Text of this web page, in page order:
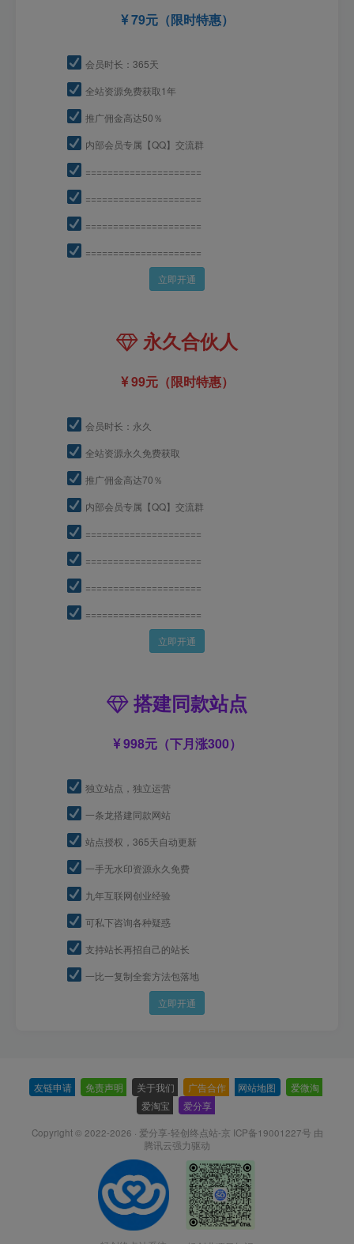
79元（限时特惠）
会员时长：365天
全站资源免费获取1年
推广佣金高达50％
内部会员专属【QQ】交流群
=====================
=====================
=====================
=====================
立即开通
永久合伙人
99元（限时特惠）
会员时长：永久
全站资源永久免费获取
推广佣金高达70％
内部会员专属【QQ】交流群
=====================
=====================
=====================
=====================
立即开通
搭建同款站点
998元（下月涨300）
独立站点，独立运营
一条龙搭建同款网站
站点授权，365天自动更新
一手无水印资源永久免费
九年互联网创业经验
可私下咨询各种疑惑
支持站长再招自己的站长
一比一复制全套方法包落地
立即开通
友链申请 免责声明 关于我们 广告合作 网站地图 爱微淘
爱淘宝
爱分享
Copyright © 2022-2026 · 爱分享-轻创终点站-京 ICP备19001227号 由
腾讯云强力驱动